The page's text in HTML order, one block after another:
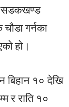
सडकखण्ड
गर्नका
हो।
बिहान १० देखि
र राति १०